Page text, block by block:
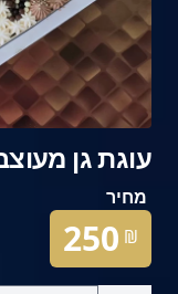
עוגת גן
מחיר
₪
250